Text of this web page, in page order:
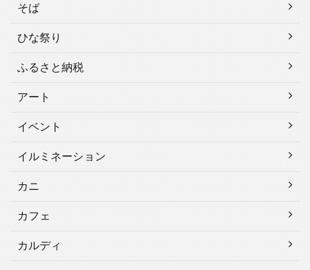
そば
ひな祭り
ふるさと納税
アート
イベント
イルミネーション
カニ
カフェ
カルディ